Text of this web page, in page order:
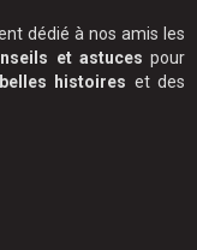
dédié à nos amis les
et astuces pour
belles histoires et des